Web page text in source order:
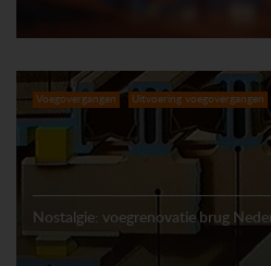
Voegovergangen Uitvoering voegovergangen
Nostalgie: voegrenovatie brug